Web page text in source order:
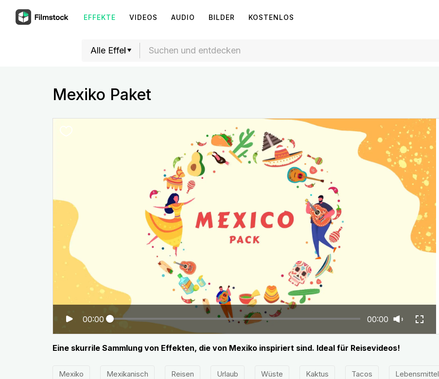
EFFEKTE VIDEOS AUDIO BILDER KOSTENLOS
Mexiko Paket
00:00 00:00
Eine skurrile Sammlung von Effekten, die von Mexiko inspiriert sind. Ideal für Reisevideos!
Mexiko Mexikanisch Reisen Urlaub Wüste Kaktus Tacos Lebensmittel